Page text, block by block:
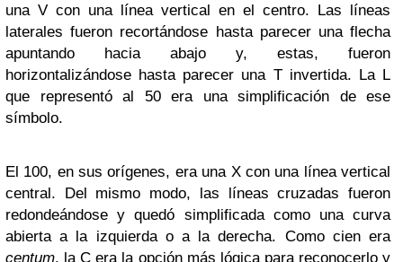
una V con una línea vertical en el centro. Las líneas
laterales fueron recortándose hasta parecer una flecha
apuntando hacia abajo y, estas, fueron
horizontalizándose hasta parecer una T invertida. La L
que representó al 50 era una simplificación de ese
símbolo.
El 100, en sus orígenes, era una X con una línea vertical
central. Del mismo modo, las líneas cruzadas fueron
redondeándose y quedó simplificada como una curva
abierta a la izquierda o a la derecha. Como cien era
centum, la C era la opción más lógica para reconocerlo y